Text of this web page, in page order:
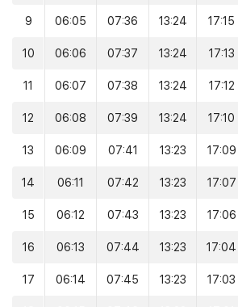
9 06:05 07:36 13:24 17:15
10 06:06 07:37 13:24 17:13
11 06:07 07:38 13:24 17:12
12 06:08 07:39 13:24 17:10
13 06:09 07:41 13:23 17:09
14 06:11 07:42 13:23 17:07
15 06:12 07:43 13:23 17:06
16 06:13 07:44 13:23 17:04
17 06:14 07:45 13:23 17:03